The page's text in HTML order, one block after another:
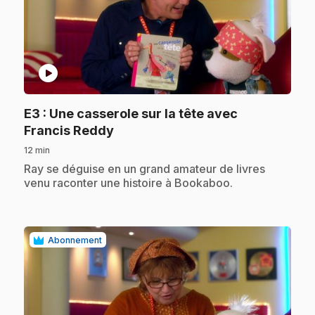
play_circle
E3 : Une casserole sur la tête avec
Francis Reddy.
12 min
.Ray se déguise en un grand amateur de livres
venu raconter une histoire à Bookaboo.
Abonnement